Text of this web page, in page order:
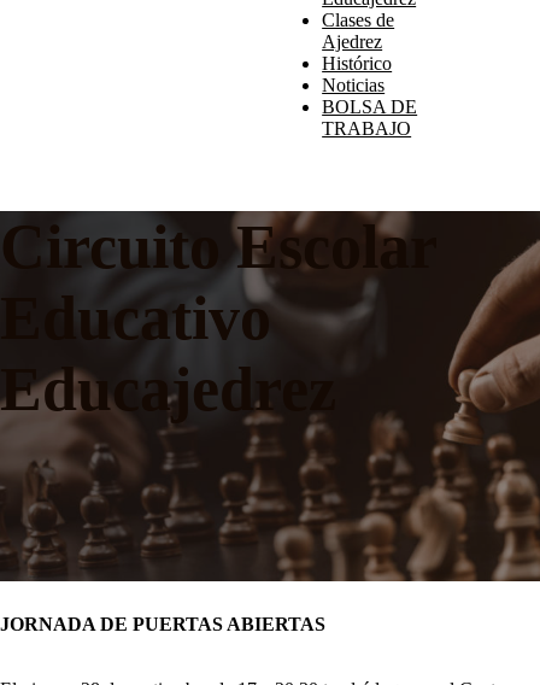
Clases de
Ajedrez
Histórico
Noticias
BOLSA DE
TRABAJO
Circuito Escolar
Educativo
Educajedrez
JORNADA DE PUERTAS ABIERTAS